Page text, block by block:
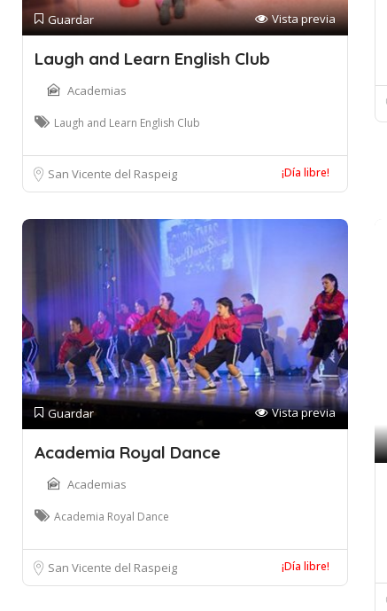
Guardar Vista previa
Laugh and Learn English Club
Academias
Laugh and Learn English Club
San Vicente del Raspeig ¡Día libre!
Guardar Vista previa
Academia Royal Dance
Academias
Academia Royal Dance
San Vicente del Raspeig ¡Día libre!